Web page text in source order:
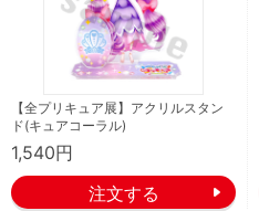
【全プリキュア展】アクリルスタン
ド(キュアコーラル)
1,540円